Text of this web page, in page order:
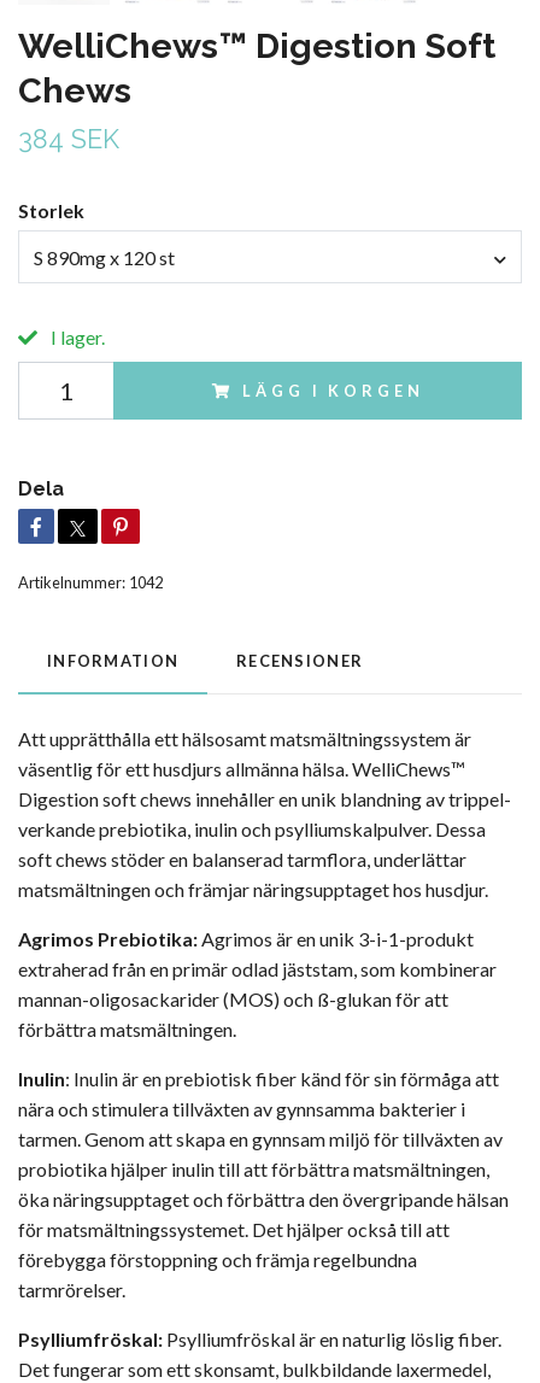
WelliChews™ Digestion Soft
Chews
384 SEK
Storlek
S 890mg x 120 st
I lager.
LÄGG I KORGEN
Dela
Artikelnummer: 1042
INFORMATION RECENSIONER
Att upprätthålla ett hälsosamt matsmältningssystem är
väsentlig för ett husdjurs allmänna hälsa. WelliChews™
Digestion soft chews innehåller en unik blandning av trippel-
verkande prebiotika, inulin och psylliumskalpulver. Dessa
soft chews stöder en balanserad tarmflora, underlättar
matsmältningen och främjar näringsupptaget hos husdjur.
Agrimos Prebiotika:Agrimos är en unik 3-i-1-produkt
extraherad från en primär odlad jäststam, som kombinerar
mannan-oligosackarider (MOS) och ß-glukan för att
förbättra matsmältningen.
Inulin: Inulin är en prebiotisk fiber känd för sin förmåga att
nära och stimulera tillväxten av gynnsamma bakterier i
tarmen. Genom att skapa en gynnsam miljö för tillväxten av
probiotika hjälper inulin till att förbättra matsmältningen,
öka näringsupptaget och förbättra den övergripande hälsan
för matsmältningssystemet. Det hjälper också till att
förebygga förstoppning och främja regelbundna
tarmrörelser.
Psylliumfröskal: Psylliumfröskal är en naturlig löslig fiber.
Det fungerar som ett skonsamt, bulkbildande laxermedel,